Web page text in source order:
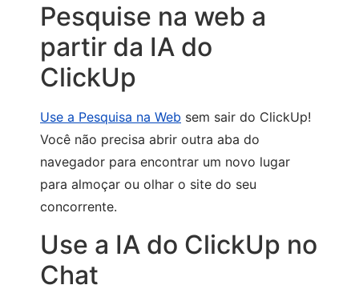
Pesquise na web a
partir da IA do
ClickUp
Use a Pesquisa na Web sem sair do ClickUp!
Você não precisa abrir outra aba do
navegador para encontrar um novo lugar
para almoçar ou olhar o site do seu
concorrente.
Use a IA do ClickUp no
Chat